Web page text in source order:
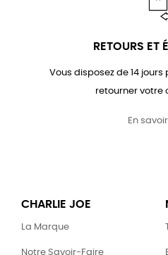
RETOURS ET
Vous disposez de 14
retourner votre
En
CHARLIE JOE
La Marque
Notre Savoir-Faire